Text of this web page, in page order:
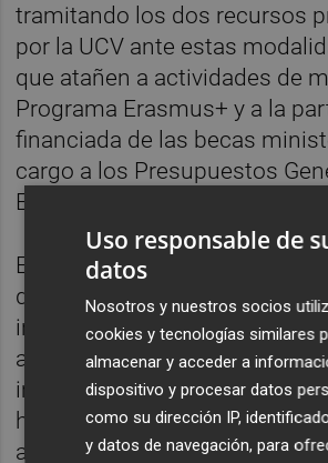
tramitando los dos recursos
por la UCV ante estas
que atañen a actividades de
Programa Erasmus+ y a la
financiada de las becas
cargo a los Presupuestos
Estado.
En ambos casos se concede
días para la personación “de
interés legítimo en sostener la
a derecho de la disposición,
impugnados”. Por tanto,
hasta conocer si el Tribunal
admite los recursos y estos
Uso responsable de
datos
Nosotros y nuestros socios
cookies y tecnologías similares
almacenar y acceder a
dispositivo y procesar datos
como su dirección IP,
y datos de navegación, para